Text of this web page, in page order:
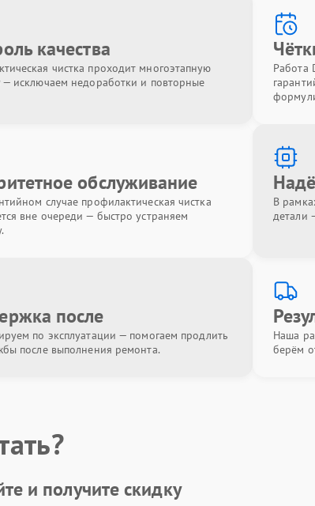
качества
чистка проходит многоэтапную
— исключаем недоработки и повторные
Работа
обслуживание
случае профилактическая чистка
вне очереди — быстро устраняем
В
детали
после
по эксплуатации — помогаем продлить
после выполнения ремонта.
Наша
берём
и получитескидку